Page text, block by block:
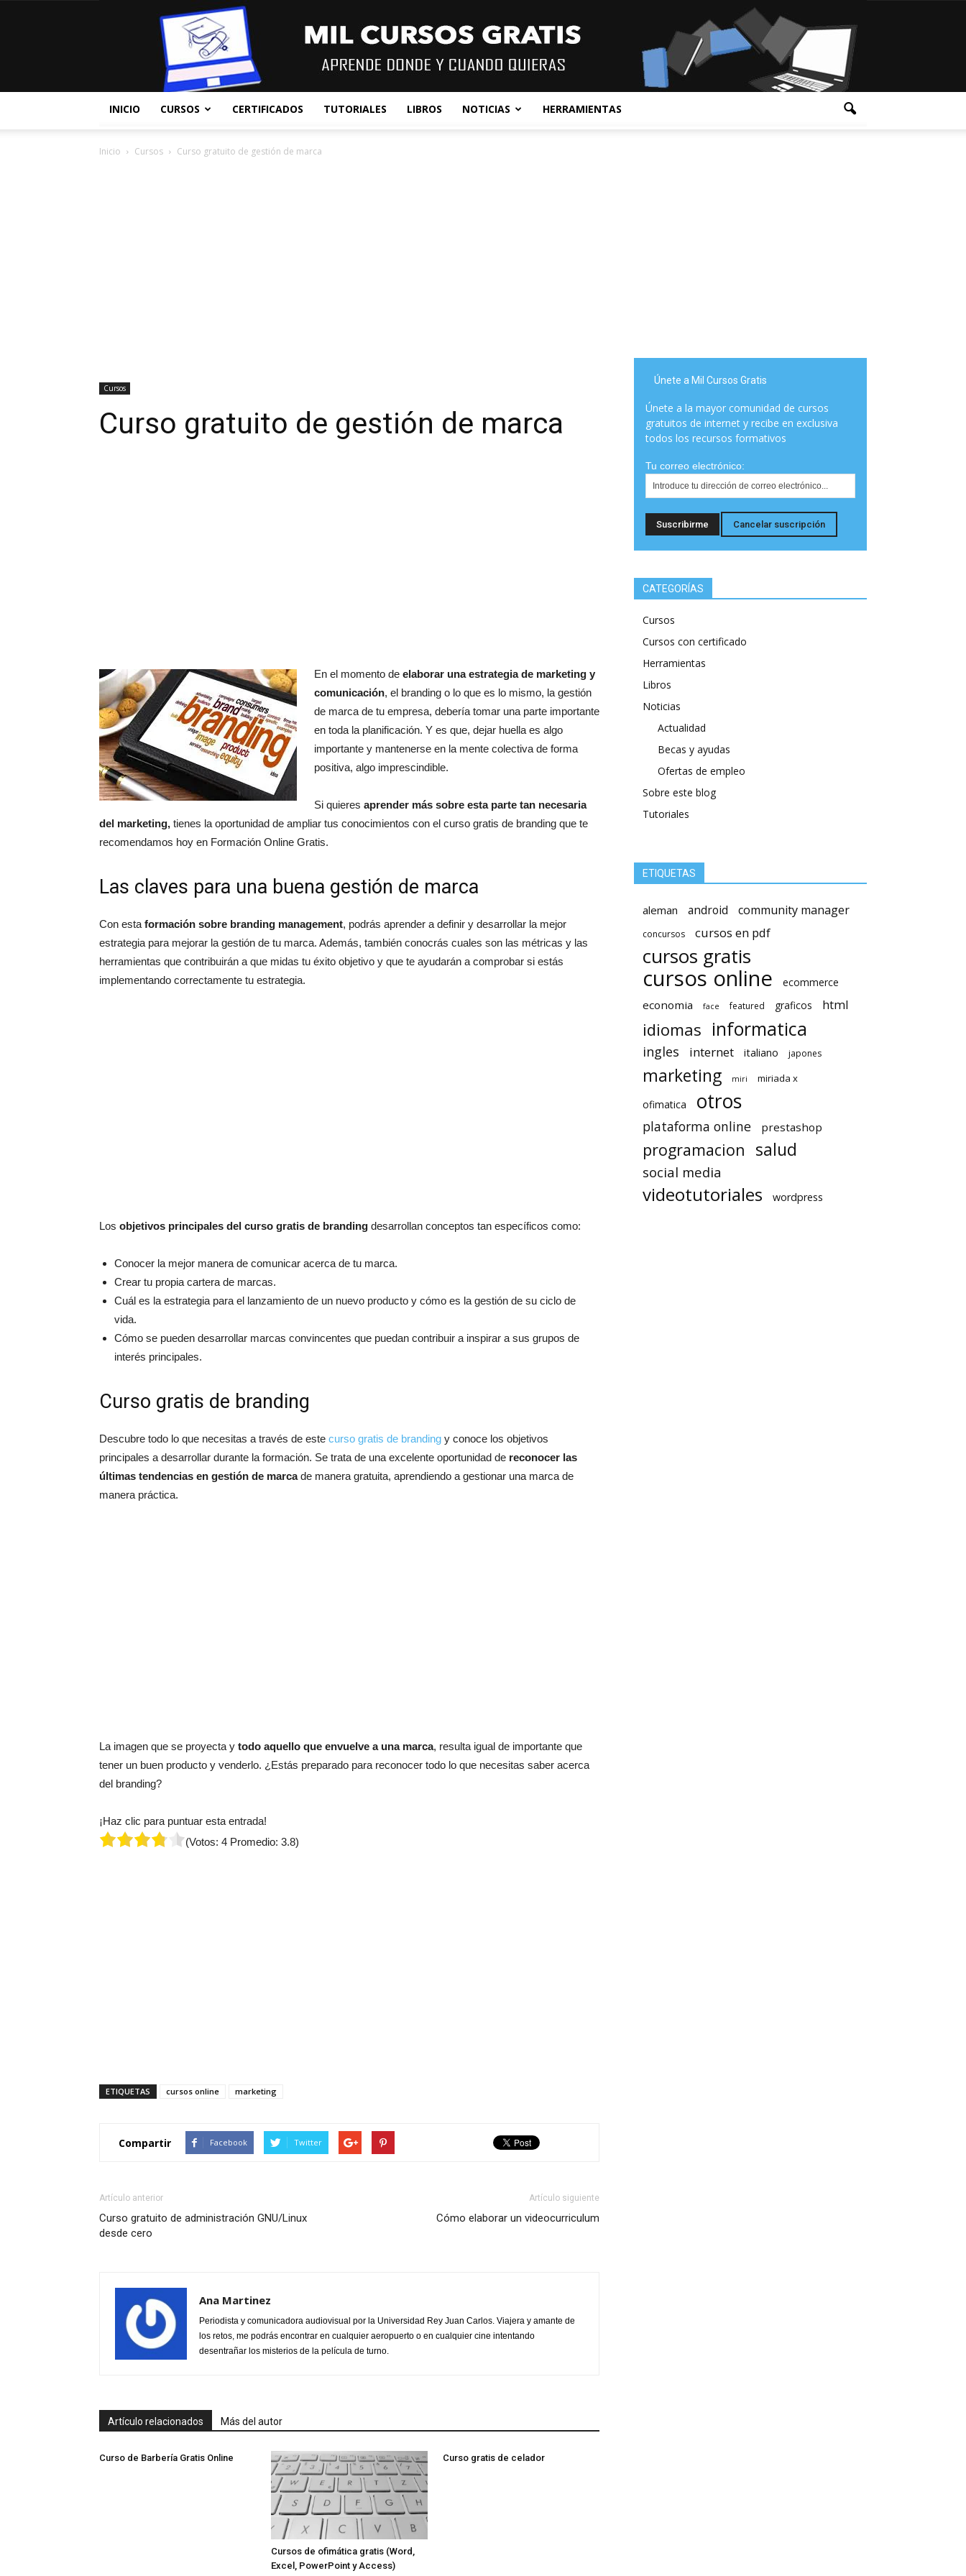
INICIO CURSOS CERTIFICADOS TUTORIALES LIBROS NOTICIAS HERRAMIENTAS
Inicio Cursos Curso gratuito de gestión de marca
Cursos
Curso gratuito de gestión de marca
En el momento de elaborar una estrategia de marketing y
comunicación, el branding o lo que es lo mismo, la gestión
de marca de tu empresa, debería tomar una parte importante
en toda la planificación. Y es que, dejar huella es algo
importante y mantenerse en la mente colectiva de forma
positiva, algo imprescindible.
Si quieres aprender más sobre esta parte tan necesaria
del marketing, tienes la oportunidad de ampliar tus conocimientos con el curso gratis de branding que te
recomendamos hoy en Formación Online Gratis.
Las claves para una buena gestión de marca
Con esta formación sobre branding management, podrás aprender a definir y desarrollar la mejor
estrategia para mejorar la gestión de tu marca. Además, también conocrás cuales son las métricas y las
herramientas que contribuirán a que midas tu éxito objetivo y que te ayudarán a comprobar si estás
implementando correctamente tu estrategia.
Los objetivos principales del curso gratis de branding desarrollan conceptos tan específicos como:
Conocer la mejor manera de comunicar acerca de tu marca.
Crear tu propia cartera de marcas.
Cuál es la estrategia para el lanzamiento de un nuevo producto y cómo es la gestión de su ciclo de
vida.
Cómo se pueden desarrollar marcas convincentes que puedan contribuir a inspirar a sus grupos de
interés principales.
Curso gratis de branding
Descubre todo lo que necesitas a través de este curso gratis de branding y conoce los objetivos
principales a desarrollar durante la formación. Se trata de una excelente oportunidad de reconocer las
últimas tendencias en gestión de marcade manera gratuita, aprendiendo a gestionar una marca de
manera práctica.
La imagen que se proyecta y todo aquello que envuelve a una marca, resulta igual de importante que
tener un buen producto y venderlo. ¿Estás preparado para reconocer todo lo que necesitas saber acerca
del branding?
¡Haz clic para puntuar esta entrada!
(Votos: 4 Promedio: 3.8)
ETIQUETAS cursos online marketing
Compartir Facebook Twitter
Artículo anterior
Curso gratuito de administración GNU/Linux
desde cero
Artículo siguiente
Cómo elaborar un videocurriculum
Ana Martinez
Periodista y comunicadora audiovisual por la Universidad Rey Juan Carlos. Viajera y amante de
los retos, me podrás encontrar en cualquier aeropuerto o en cualquier cine intentando
desentrañar los misterios de la película de turno.
Artículo relacionados Más del autor
Curso de Barbería Gratis Online
Cursos de ofimática gratis (Word,
Excel, PowerPoint y Access)
Curso gratis de celador
Únete a Mil Cursos Gratis
Únete a la mayor comunidad de cursos
gratuitos de internet y recibe en exclusiva
todos los recursos formativos
Tu correo electrónico:
CATEGORÍAS
Cursos
Cursos con certificado
Herramientas
Libros
Noticias
Actualidad
Becas y ayudas
Ofertas de empleo
Sobre este blog
Tutoriales
ETIQUETAS
aleman android community manager
concursos cursos en pdf
cursos gratis
cursos online ecommerce
economia face featured graficos html
idiomas informatica
ingles internet italiano japones
marketing miri miriada x
ofimatica otros
plataforma online prestashop
programacion salud
social media
videotutoriales wordpress